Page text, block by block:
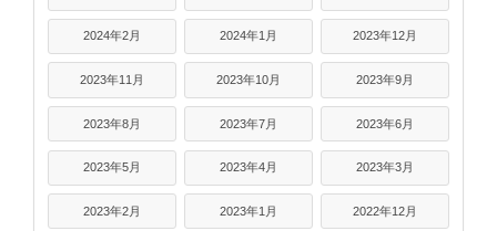
2024年2月 2024年1月 2023年12月
2023年11月 2023年10月 2023年9月
2023年8月 2023年7月 2023年6月
2023年5月 2023年4月 2023年3月
2023年2月 2023年1月 2022年12月